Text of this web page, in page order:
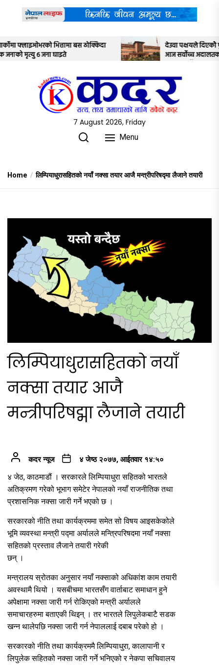
content
देउवा पक्षयले दिएकोे पुनरावलोकन निवेदनमाथि
आज सर्वोच्च अदालतका तीन न्यायाधीशले
7 August 2026, Friday
Menu
Home लिम्पियाधुरासहितको नयाँ नक्सा तयार आजै मन्त्रीपरिषद्मा लैजाने तयारी
लिम्पियाधुरासहितको नयाँ
नक्सा तयार आजै
मन्त्रीपरिषद्मा लैजाने तयारी
कदर न्यूज ४ जेष्ठ २०७७, आईतवार १४:५०
४ जेठ, काठमाडौं । सरकारले लिम्पियाधुरा सहितको भारतले
अतिक्रमण गरेको भूभाग समेटेर नेपालको नयाँ राजनीतिक तथा
प्रशासनिक नक्सा जारी गर्ने भएको छ ।
सरकारको नीति तथा कार्यक्रममा समेत सो विषय आइसकेकोले
भूमि व्यवस्था मन्त्री पद्मा अर्यालले मन्त्रिपरिषदमा नयाँ नक्सा
सहितको प्रस्ताव लैजाने तयारी गरेकी
छन् ।
मन्त्रालय स्रोतका अनुसार नयाँ नक्साको अधिकांश काम तयारी
अवस्थामै थियो । यसबीचमा भारतसँग वार्ताबाट समाधान हुने
अपेक्षामा नक्सा जारी गर्न रोकिएको मन्त्री अर्यालले
समाचारहरुमा बताएकी थिइन् । तर भारतले लिपुलेकबाटै सडक
खन्न थालेपछि नक्सा जारी गर्न नेपाललाई दबाब परेको हो ।
सरकारको नीति तथा कार्यक्रममै लिम्पियाधुरा, कालापानी र
लिपुलेक सहितको नक्सा जारी गर्ने भनिएको र नेकपा सचिवालय